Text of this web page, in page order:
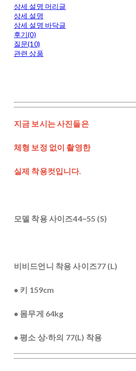
상세 설명 머리글
상세 설명
상세 설명 바닥글
후기(0)
질문(10)
관련 상품
지금 보시는 사진들은
체형 보정 없이 촬영한
실제 착용컷입니다.
모델 착용 사이즈44~55 (S)
비비드언니 착용 사이즈77 (L)
• 키 159cm
• 몸무게 64kg
• 평소 상·하의 77(L) 착용